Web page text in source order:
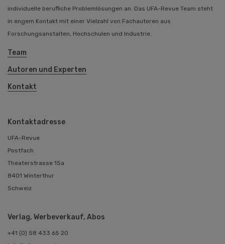
individuelle berufliche Problemlösungen an. Das UFA-Revue Team steht
in engem Kontakt mit einer Vielzahl von Fachautoren aus
Forschungsanstalten, Hochschulen und Industrie.
Team
Autoren und Experten
Kontakt
Kontaktadresse
UFA-Revue
Postfach
Theaterstrasse 15a
8401 Winterthur
Schweiz
Verlag, Werbeverkauf, Abos
+41 (0) 58 433 65 20